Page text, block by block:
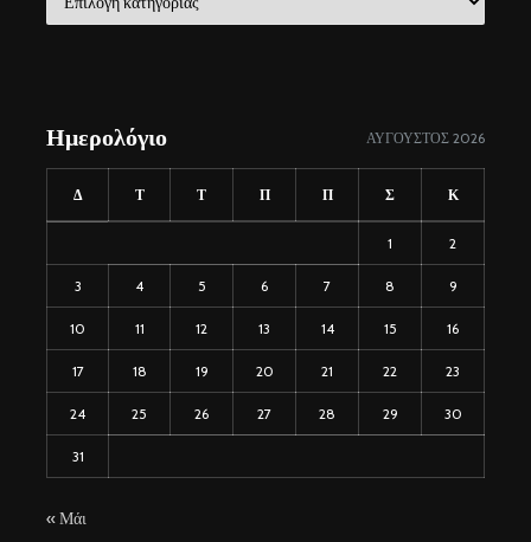
σύνδεσμοι
Ημερολόγιο ΑΎΓΟΥΣΤΟΣ 2026
Δ Τ Τ Π Π Σ Κ
1 2
3 4 5 6 7 8 9
10 11 12 13 14 15 16
17 18 19 20 21 22 23
24 25 26 27 28 29 30
31
« Μάι